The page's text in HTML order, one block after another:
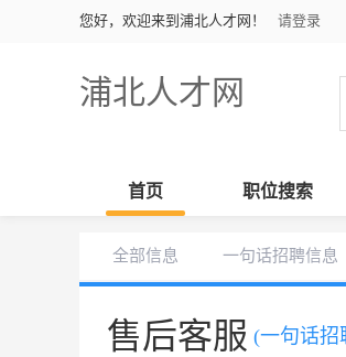
您好，欢迎来到浦北人才网！ 请登录
浦北人才网
首页 职位搜索
全部信息 一句话招聘信息
售后客服 (一句话招